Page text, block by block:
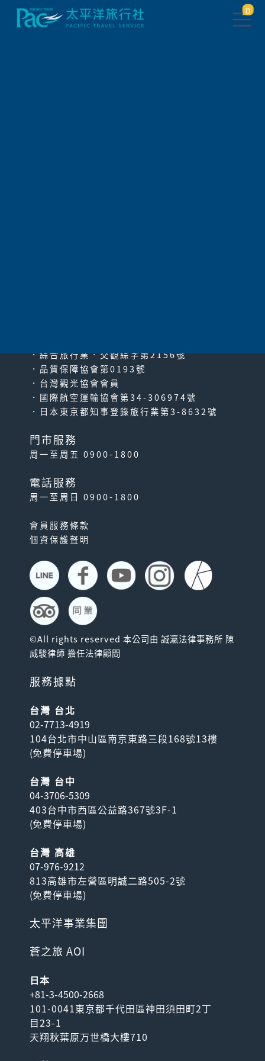
0
．綜合旅行業‧交觀綜字第2156號
．品質保障協會第0193號
．台灣觀光協會會員
．國際航空運輸協會第34-306974號
．日本東京都知事登錄旅行業第3-8632號
門市服務
周一至周五 0900-1800
電話服務
周一至周日 0900-1800
會員服務條款
個資保護聲明
©All rights reserved 本公司由 誠瀛法律事務所 陳
威駿律師 擔任法律顧問
服務據點
台灣 台北
02-7713-4919
104台北市中山區南京東路三段168號13樓
(免費停車場)
台灣 台中
04-3706-5309
403台中市西區公益路367號3F-1
(免費停車場)
台灣 高雄
07-976-9212
813高雄市左營區明誠二路505-2號
(免費停車場)
太平洋事業集團
蒼之旅 AOI
日本
+81-3-4500-2668
101-0041東京都千代田區神田須田町2丁
目23-1
天翔秋葉原万世橋大樓710